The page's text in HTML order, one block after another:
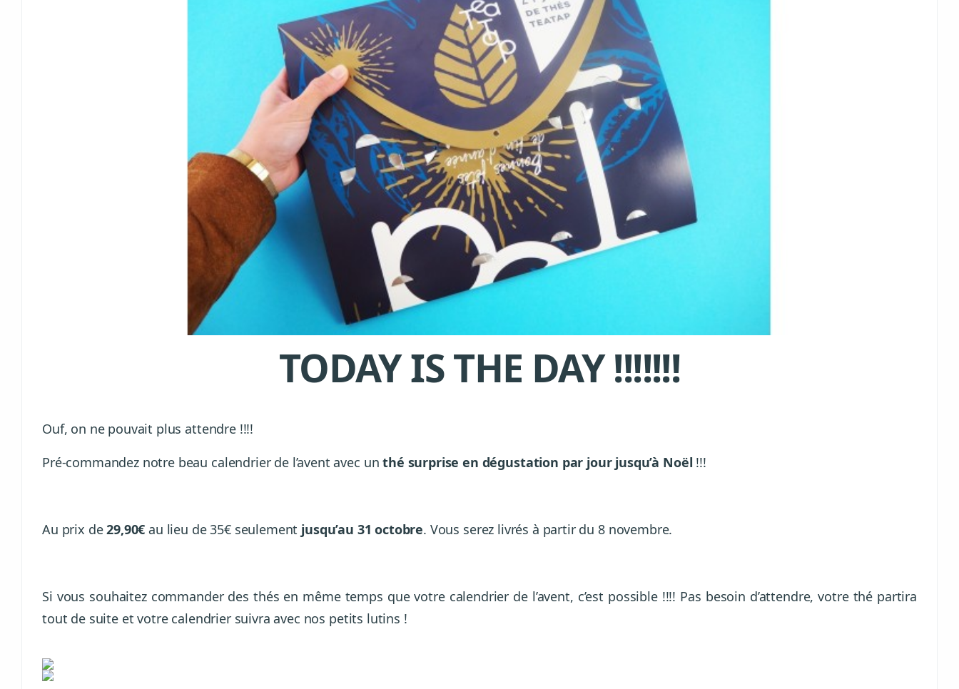
TODAY IS THE DAY !!!!!!!
Ouf, on ne pouvait plus attendre !!!!
Pré-commandez notre beau calendrier de l’avent avec unthé surprise en dégustation par jour jusqu’à Noël !!!
Au prix de29,90€ au lieu de 35€ seulement jusqu’au 31 octobre. Vous serez livrés à partir du 8 novembre.
Si vous souhaitez commander des thés en même temps que votre calendrier de l’avent, c’est possible !!!! Pas besoin d’attendre, votre thé partira
tout de suite et votre calendrier suivra avec nos petits lutins !